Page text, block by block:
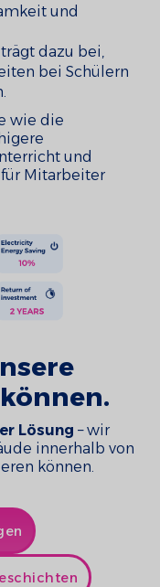
und
dazu bei,
bei Schülern
wie die
und
Mitarbeiter
Lösung – wir
innerhalb von
können.